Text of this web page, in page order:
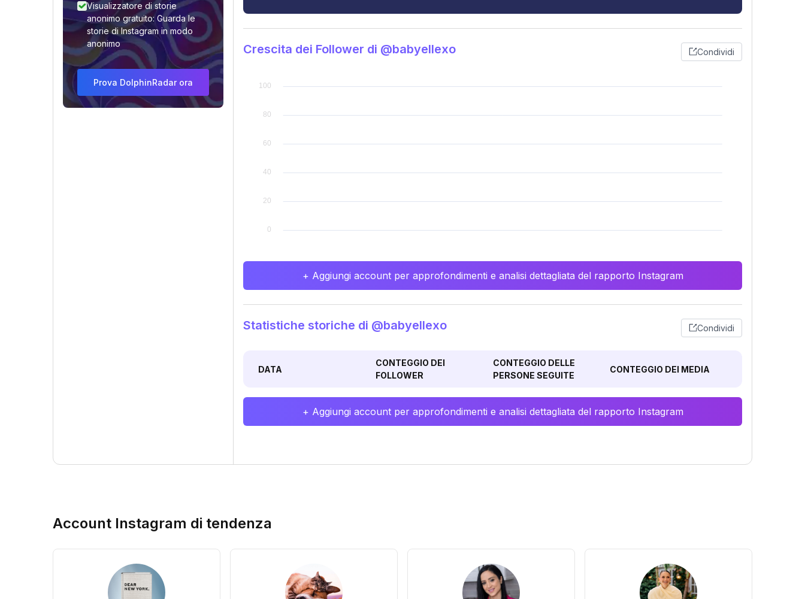
Visualizzatore di storie
anonimo gratuito: Guarda le
storie di Instagram in modo
anonimo
Prova DolphinRadar ora
Crescita dei Follower di @babyellexo Condividi
+ Aggiungi account per approfondimenti e analisi dettagliata del rapporto Instagram
Statistiche storiche di @babyellexo Condividi
DATA
CONTEGGIO DEI
FOLLOWER
CONTEGGIO DELLE
PERSONE SEGUITE
CONTEGGIO DEI MEDIA
+ Aggiungi account per approfondimenti e analisi dettagliata del rapporto Instagram
Account Instagram di tendenza